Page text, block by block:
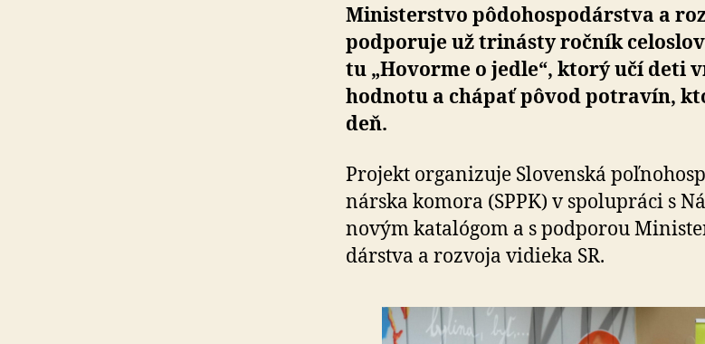
Ministerstvo pôdohospodárstva a
podporuje už trinásty ročník
tu „Hovorme o jedle“, ktorý učí deti
hodnotu a chápať pôvod potravín,
deň.
Projekt organizuje Slovenská
nár­ska komora (SPPK) v spolupráci s
no­vým katalógom a s podporou
dár­stva a rozvoja vidieka SR.